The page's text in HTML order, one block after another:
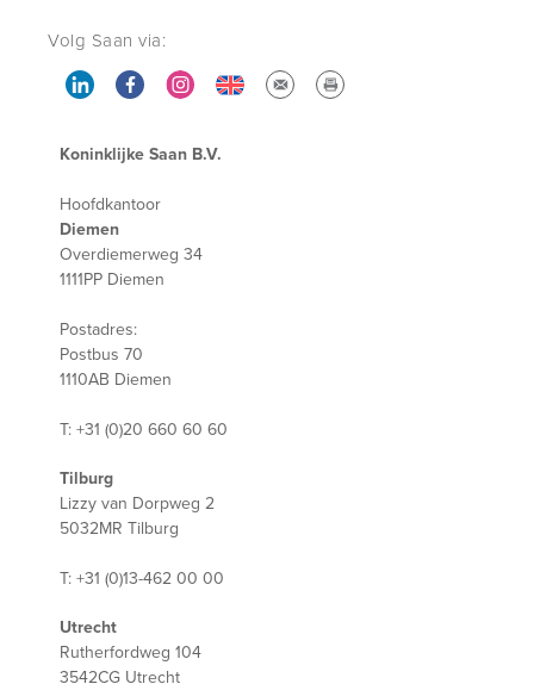
Volg Saan via:
Koninklijke Saan B.V.
Hoofdkantoor
Diemen
Overdiemerweg 34
1111PP Diemen
Postadres:
Postbus 70
1110AB Diemen
T: +31 (0)20 660 60 60
Tilburg
Lizzy van Dorpweg 2
5032MR Tilburg
T: +31 (0)13-462 00 00
Utrecht
Rutherfordweg 104
3542CG Utrecht